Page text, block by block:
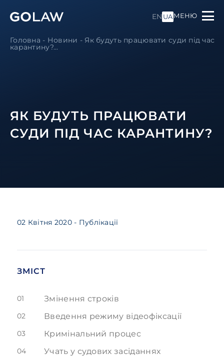
EN UAМЕНЮ
Головна - Новини - Як будуть працювати суди під час
карантину?...
ЯК БУДУТЬ ПРАЦЮВАТИ
СУДИ ПІД ЧАС КАРАНТИНУ?
02 Квітня 2020 - Публікації
ЗМІСТ
01 Змінення строків
02 Введення режиму відеофіксації
03 Кримінальний процеc
04 Учать у судових засіданнях